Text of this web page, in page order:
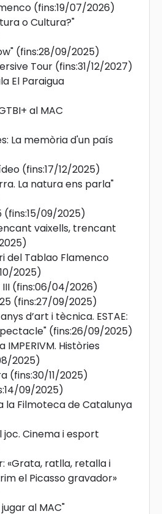
(fins:19/07/2026)
o Cultura?"
(fins:28/09/2025)
Tour (fins:31/12/2027)
El Paraigua
al MAC
La memòria d'un país
(fins:17/12/2025)
La natura ens parla"
(fins:15/09/2025)
vaixells, trencant
del Tablao Flamenco
2025)
(fins:06/04/2026)
(fins:27/09/2025)
d’art i tècnica. ESTAE:
(fins:26/09/2025)
IMPERIVM. Històries
2025)
(fins:30/11/2025)
09/2025)
la Filmoteca de Catalunya
joc. Cinema i esport
«Grata, ratlla, retalla i
el Picasso gravador»
al MAC"